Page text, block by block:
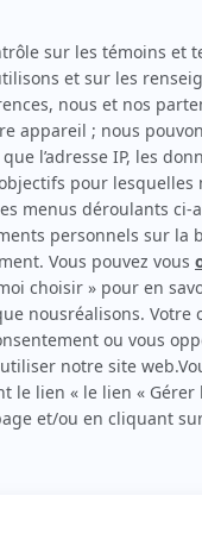
inconnu)
)
Savage )
Celui qu’on surnomme
québécoise. On peut